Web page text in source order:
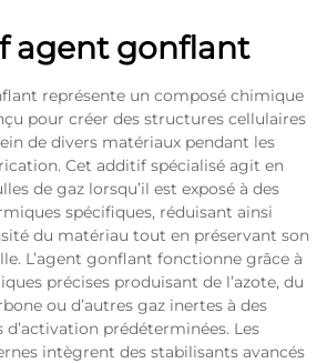
agent gonflant
représente un composé chimique
pour créer des structures cellulaires
de divers matériaux pendant les
Cet additif spécialisé agit en
de gaz lorsqu’il est exposé à des
spécifiques, réduisant ainsi
du matériau tout en préservant son
L’agent gonflant fonctionne grâce à
précises produisant de l’azote, du
ou d’autres gaz inertes à des
prédéterminées. Les
intègrent des stabilisants avancés